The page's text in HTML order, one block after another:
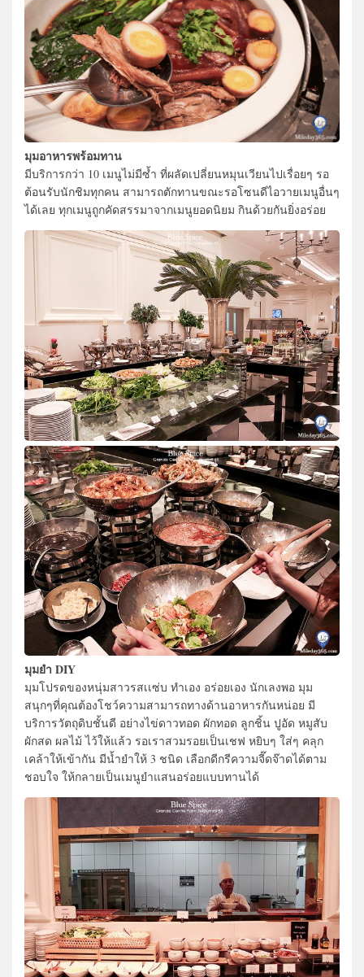
มุมอาหารพร้อมทาน
มีบริการกว่า 10 เมนูไม่มีซ้ำ ที่ผลัดเปลี่ยนหมุนเวียนไปเรื่อยๆ รอ
ต้อนรับนักชิมทุกคน สามารถตักทานขณะรอโซนดีไอวายเมนูอื่นๆ
ได้เลย ทุกเมนูถูกคัดสรรมาจากเมนูยอดนิยม กินด้วยกันยิ่งอร่อย
มุมยำ DIY
มุมโปรดของหนุ่มสาวรสเเซ่บ ทำเอง อร่อยเอง นักเลงพอ มุม
สนุกๆที่คุณต้องโชว์ความสามารถทางด้านอาหารกันหน่อย มี
บริการวัตถุดิบชั้นดี อย่างไข่ดาวทอด ผักทอด ลูกชิ้น ปูอัด หมูสับ
ผักสด ผลไม้ ไว้ให้แล้ว รอเราสวมรอยเป็นเชฟ หยิบๆ ใส่ๆ คลุก
เคล้าให้เข้ากัน มีน้ำยำให้ 3 ชนิด เลือกดีกรีความจี๊ดจ๊าดได้ตาม
ชอบใจ ให้กลายเป็นเมนูยำแสนอร่อยแบบทานได้